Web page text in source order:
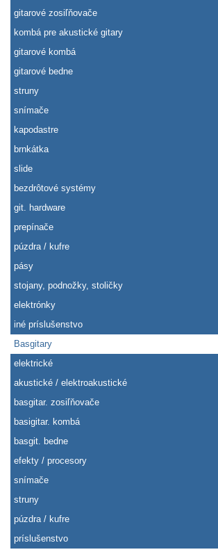
gitarové zosiľňovače
kombá pre akustické gitary
gitarové kombá
gitarové bedne
struny
snímače
kapodastre
brnkátka
slide
bezdrôtové systémy
git. hardware
prepínače
púzdra / kufre
pásy
stojany, podnožky, stoličky
elektrónky
iné príslušenstvo
Basgitary
elektrické
akustické / elektroakustické
basgitar. zosiľňovače
basigitar. kombá
basgit. bedne
efekty / procesory
snímače
struny
púzdra / kufre
príslušenstvo